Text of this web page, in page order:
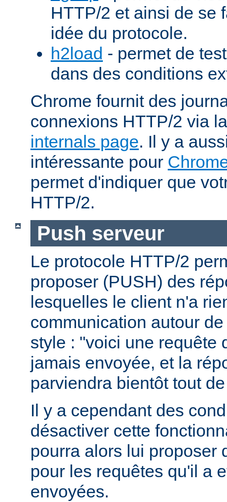
HTTP/2 et ainsi de se
idée du protocole.
h2load - permet de
dans des conditions
Chrome fournit des
connexions HTTP/2 via
internals page. Il y a
intéressante pour
permet d'indiquer que
HTTP/2.
Push serveur
Le protocole HTTP/2
proposer (PUSH) des
lesquelles le client n'a
communication autour
style : "voici une requête
jamais envoyée, et la
parviendra bientôt tout
Il y a cependant des
désactiver cette
pourra alors lui proposer
pour les requêtes qu'il a
envoyées.